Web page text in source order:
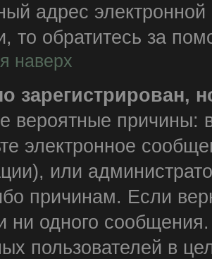
адрес
то обратитесь за
наверх
зарегистрирован,
вероятные причины:
электронное
или
причинам. Если
ни одного
пользователей в